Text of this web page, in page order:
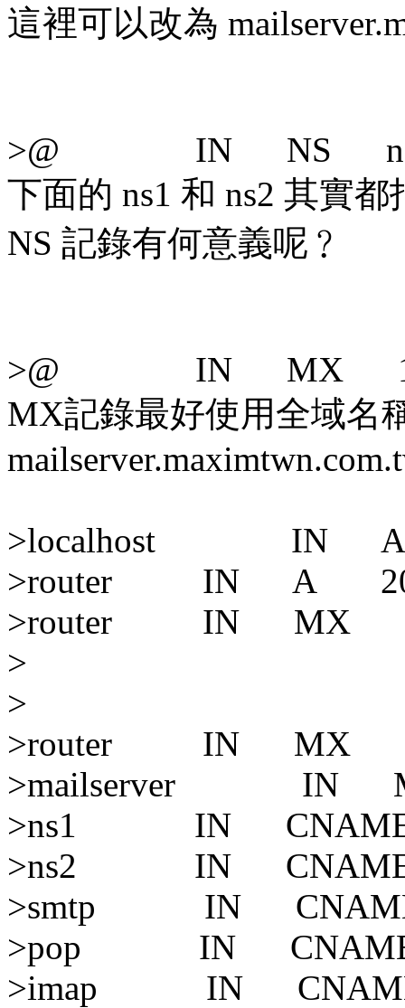
這裡可以改為
>@ IN NS
下面的 ns1 和 ns2 其實
NS 記錄有何意義呢﹖
>@ IN MX 10
MX記錄最好使用全域名
>localhost IN A
>router IN A
>router IN MX
>
>
>router IN MX
>mailserver IN
>ns1 IN CNAME
>ns2 IN CNAME
>smtp IN CNAME
>pop IN CNAME
>imap IN CNAME